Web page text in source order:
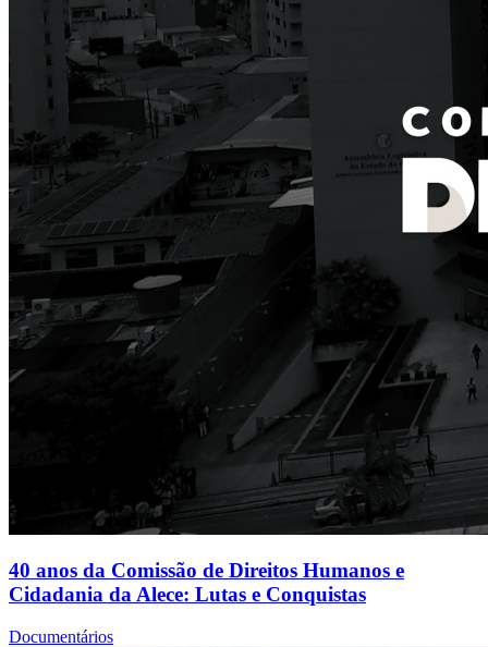
40 anos da Comissão de Direitos Humanos e
Cidadania da Alece: Lutas e Conquistas
Documentários